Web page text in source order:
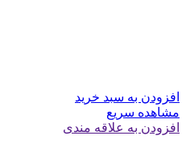
افزودن به سبد خرید
مشاهده سریع
افزودن به علاقه مندی